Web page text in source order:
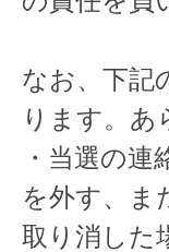
なお、下記
ります。あ
・当選の
を外す、ま
取り消した